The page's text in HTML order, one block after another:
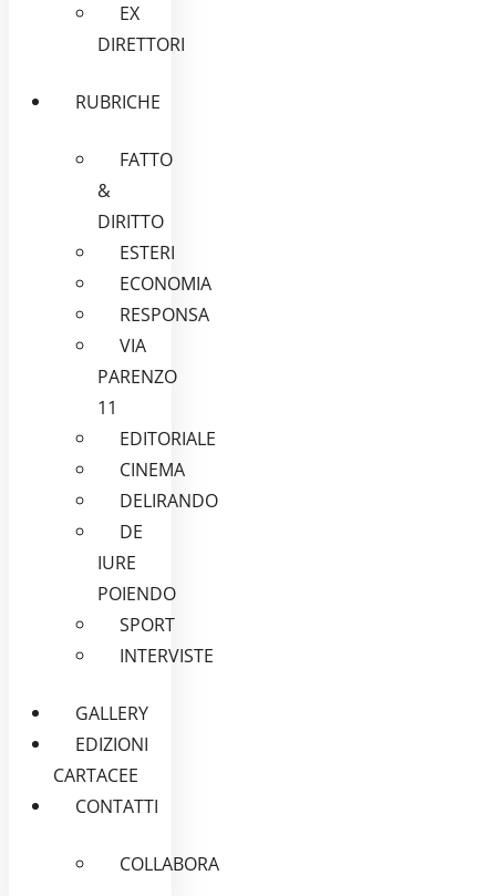
EX
DIRETTORI
RUBRICHE
FATTO
&
DIRITTO
ESTERI
ECONOMIA
RESPONSA
VIA
PARENZO
11
EDITORIALE
CINEMA
DELIRANDO
DE
IURE
POIENDO
SPORT
INTERVISTE
GALLERY
EDIZIONI
CARTACEE
CONTATTI
COLLABORA